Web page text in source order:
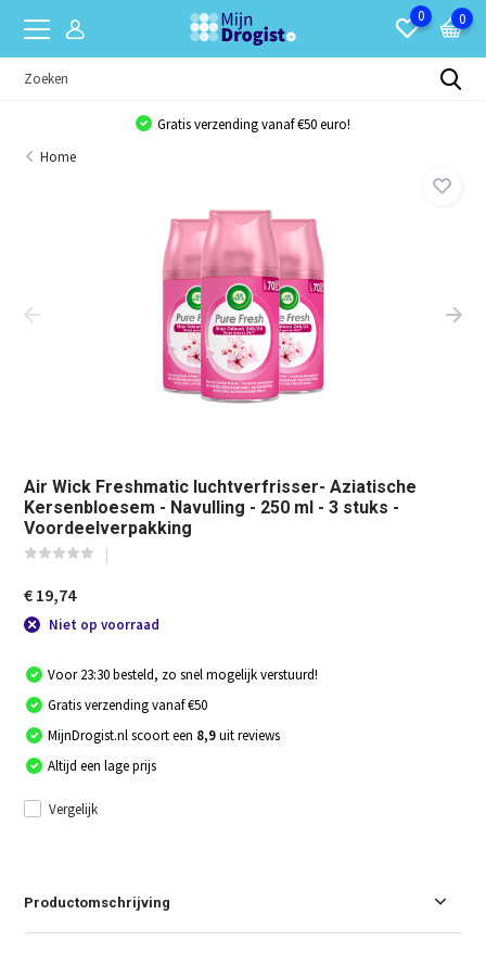
0 0
Gratis verzending vanaf €50 euro!
Home
Air Wick Freshmatic luchtverfrisser- Aziatische
Kersenbloesem - Navulling - 250 ml - 3 stuks -
Voordeelverpakking
€ 19,74
Niet op voorraad
Voor 23:30 besteld, zo snel mogelijk verstuurd!
Gratis verzending vanaf €50
MijnDrogist.nl scoort een 8,9uit reviews
Altijd een lage prijs
Vergelijk
Productomschrijving